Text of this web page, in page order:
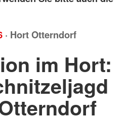
· Hort Otterndorf
im Hort: